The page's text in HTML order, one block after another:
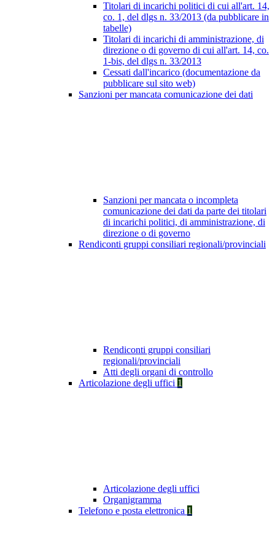
Titolari di incarichi politici di cui all'art. 14,
co. 1, del dlgs n. 33/2013 (da pubblicare in
tabelle)
Titolari di incarichi di amministrazione, di
direzione o di governo di cui all'art. 14, co.
1-bis, del dlgs n. 33/2013
Cessati dall'incarico (documentazione da
pubblicare sul sito web)
Sanzioni per mancata comunicazione dei dati
Sanzioni per mancata o incompleta
comunicazione dei dati da parte dei titolari
di incarichi politici, di amministrazione, di
direzione o di governo
Rendiconti gruppi consiliari regionali/provinciali
Rendiconti gruppi consiliari
regionali/provinciali
Atti degli organi di controllo
Articolazione degli uffici 1
Articolazione degli uffici
Organigramma
Telefono e posta elettronica 1